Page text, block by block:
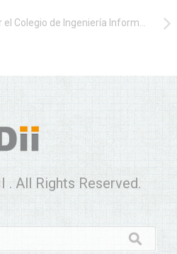
. All Rights Reserved.